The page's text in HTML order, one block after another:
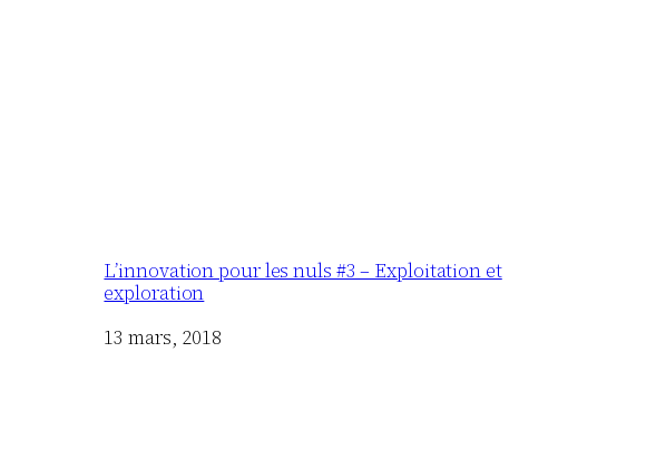
L’innovation pour les nuls #3 – Exploitation et
exploration
Date
13 mars, 2018